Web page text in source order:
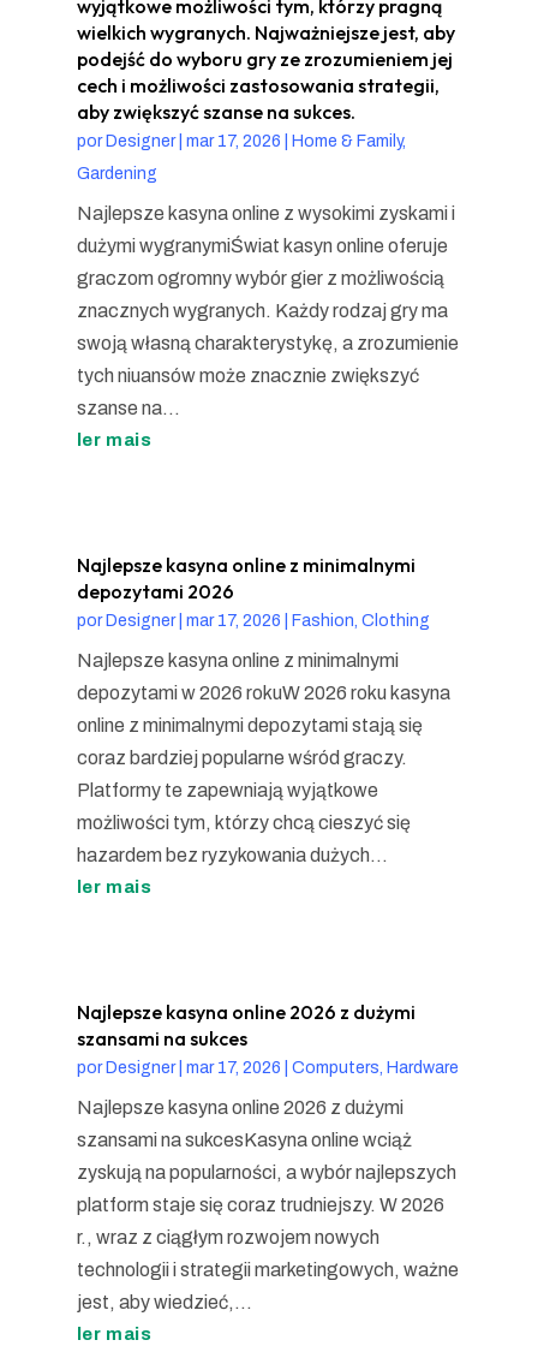
wyjątkowe możliwości tym, którzy pragną
wielkich wygranych. Najważniejsze jest, aby
podejść do wyboru gry ze zrozumieniem jej
cech i możliwości zastosowania strategii,
aby zwiększyć szanse na sukces.
porDesigner| mar 17, 2026
Home & Family,
Gardening
Najlepsze kasyna online z wysokimi zyskami i
dużymi wygranymiŚwiat kasyn online oferuje
graczom ogromny wybór gier z możliwością
znacznych wygranych. Każdy rodzaj gry ma
swoją własną charakterystykę, a zrozumienie
tych niuansów może znacznie zwiększyć
szanse na...
ler mais
Najlepsze kasyna online z minimalnymi
depozytami 2026
por Designer| mar 17, 2026 Fashion, Clothing
Najlepsze kasyna online z minimalnymi
depozytami w 2026 rokuW 2026 roku kasyna
online z minimalnymi depozytami stają się
coraz bardziej popularne wśród graczy.
Platformy te zapewniają wyjątkowe
możliwości tym, którzy chcą cieszyć się
hazardem bez ryzykowania dużych...
ler mais
Najlepsze kasyna online 2026 z dużymi
szansami na sukces
por Designer| mar 17, 2026 Computers, Hardware
Najlepsze kasyna online 2026 z dużymi
szansami na sukcesKasyna online wciąż
zyskują na popularności, a wybór najlepszych
platform staje się coraz trudniejszy. W 2026
r., wraz z ciągłym rozwojem nowych
technologii i strategii marketingowych, ważne
jest, aby wiedzieć,...
ler mais